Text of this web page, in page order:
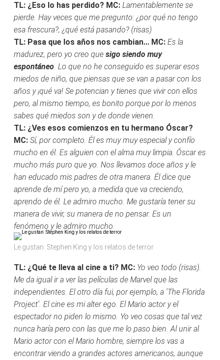
TL: ¿Eso lo has perdido? MC: Lamentablemente se
pierde. Hay veces que me pregunto: ¿por qué no tengo
esa frescura?, ¿qué está pasando? (risas)
TL: Pasa que los años nos cambian... MC: Es la
madurez, pero yo creo que sigo siendo muy
espontáneo. Lo que no he conseguido es superar esos
miedos de niño, que piensas que se van a pasar con los
años y ¡qué va! Se potencian y tienes que vivir con ellos
pero, al mismo tiempo, es bonito porque por lo menos
sabes qué miedos son y de donde vienen.
TL: ¿Ves esos comienzos en tu hermano Óscar?
MC: Sí, por completo. Él es muy muy especial y confío
mucho en él. Es alguien con el alma muy limpia. Óscar es
mucho más puro que yo. Nos llevamos doce años y le
han educado mis padres de otra manera. Él dice que
aprende de mí pero yo, a medida que va creciendo,
aprendo de él. Le admiro mucho. Me gustaría tener su
manera de vivir, su manera de no pensar. Es un
fenómeno y le admiro mucho.
Le gustan Stephen King y los relatos de terror
TL: ¿Qué te lleva al cine a ti? MC: Yo veo todo (risas).
Me da igual ir a ver las películas de Marvel que las
independientes. El otro día fui, por ejemplo, a 'The Florida
Project'. El cine es mi alter ego. El Mario actor y el
espectador no piden lo mismo. Yo veo cosas que tal vez
nunca haría pero con las que me lo paso bien. Al unir al
Mario actor con el Mario hombre, siempre los vas a
encontrar viendo a grandes actores americanos, aunque